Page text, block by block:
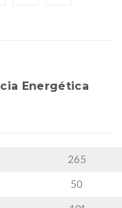
Energética
265
50